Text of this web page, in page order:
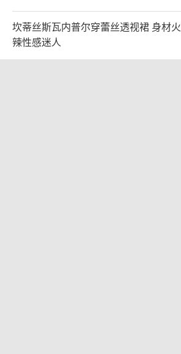
坎蒂丝斯瓦内普尔穿蕾丝透视裙 身材火
辣性感迷人
2026-07-27 14:36:43